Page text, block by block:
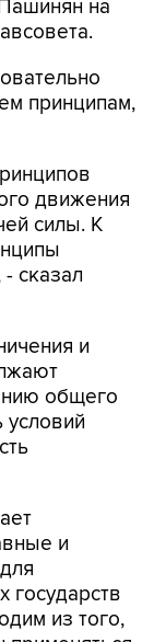
силы. К
сказал
и
общего
из того,
поэтому мы